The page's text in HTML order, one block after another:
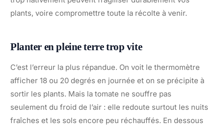
plants, voire compromettre toute la récolte à venir.
Planter en pleine terre trop vite
C’est l’erreur la plus répandue. On voit le thermomètre
afficher 18 ou 20 degrés en journée et on se précipite à
sortir les plants. Mais la tomate ne souffre pas
seulement du froid de l’air : elle redoute surtout les nuits
fraîches et les sols encore peu réchauffés. En dessous